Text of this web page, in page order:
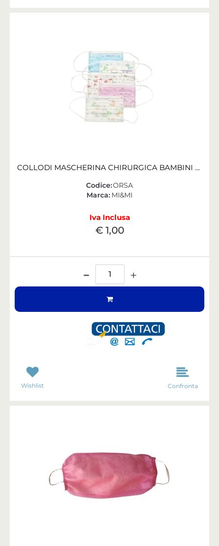
COLLODI MASCHERINA CHIRURGICA BAMBINI 6/12 ANNI ORSA CONF. 10 PZ
Codice:ORSA
Marca: MI&MI
Iva Inclusa
€ 1,00
Quantità
Wishlist Confronta